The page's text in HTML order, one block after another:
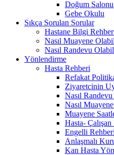
Doğum
Gebe Okulu
Sıkça Sorulan Sorular
Hastane Bilgi
Nasıl Muayene
Nasıl Randevu
Yönlendirme
Hasta Rehberi
Refakat
Ziyaretcinin
Nasıl Randevu
Nasıl
Muayene
Hasta-
Engelli Rehberi
Anlaşmalı
Kan Hasta